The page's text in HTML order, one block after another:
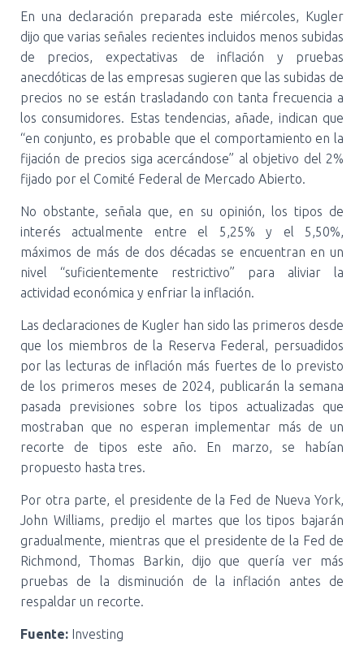
En una declaración preparada este miércoles, Kugler
dijo que varias señales recientes incluidos menos subidas
de precios, expectativas de inflación y pruebas
anecdóticas de las empresas sugieren que las subidas de
precios no se están trasladando con tanta frecuencia a
los consumidores. Estas tendencias, añade, indican que
“en conjunto, es probable que el comportamiento en la
fijación de precios siga acercándose” al objetivo del 2%
fijado por el Comité Federal de Mercado Abierto.
No obstante, señala que, en su opinión, los tipos de
interés actualmente entre el 5,25% y el 5,50%,
máximos de más de dos décadas se encuentran en un
nivel “suficientemente restrictivo” para aliviar la
actividad económica y enfriar la inflación.
Las declaraciones de Kugler han sido las primeros desde
que los miembros de la Reserva Federal, persuadidos
por las lecturas de inflación más fuertes de lo previsto
de los primeros meses de 2024, publicarán la semana
pasada previsiones sobre los tipos actualizadas que
mostraban que no esperan implementar más de un
recorte de tipos este año. En marzo, se habían
propuesto hasta tres.
Por otra parte, el presidente de la Fed de Nueva York,
John Williams, predijo el martes que los tipos bajarán
gradualmente, mientras que el presidente de la Fed de
Richmond, Thomas Barkin, dijo que quería ver más
pruebas de la disminución de la inflación antes de
respaldar un recorte.
Fuente: Investing